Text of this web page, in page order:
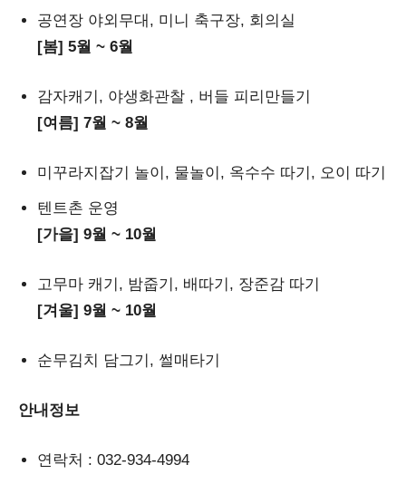
공연장 야외무대, 미니 축구장, 회의실
[봄] 5월 ~ 6월
감자캐기, 야생화관찰 , 버들 피리만들기
[여름] 7월 ~ 8월
미꾸라지잡기 놀이, 물놀이, 옥수수 따기, 오이 따기
텐트촌 운영
[가을] 9월 ~ 10월
고무마 캐기, 밤줍기, 배따기, 장준감 따기
[겨울] 9월 ~ 10월
순무김치 담그기, 썰매타기
안내정보
연락처 : 032-934-4994